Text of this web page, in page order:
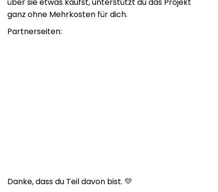
ganz ohne Mehrkosten für dich.
Partnerseiten:
Danke, dass du Teil davon bist. 💛